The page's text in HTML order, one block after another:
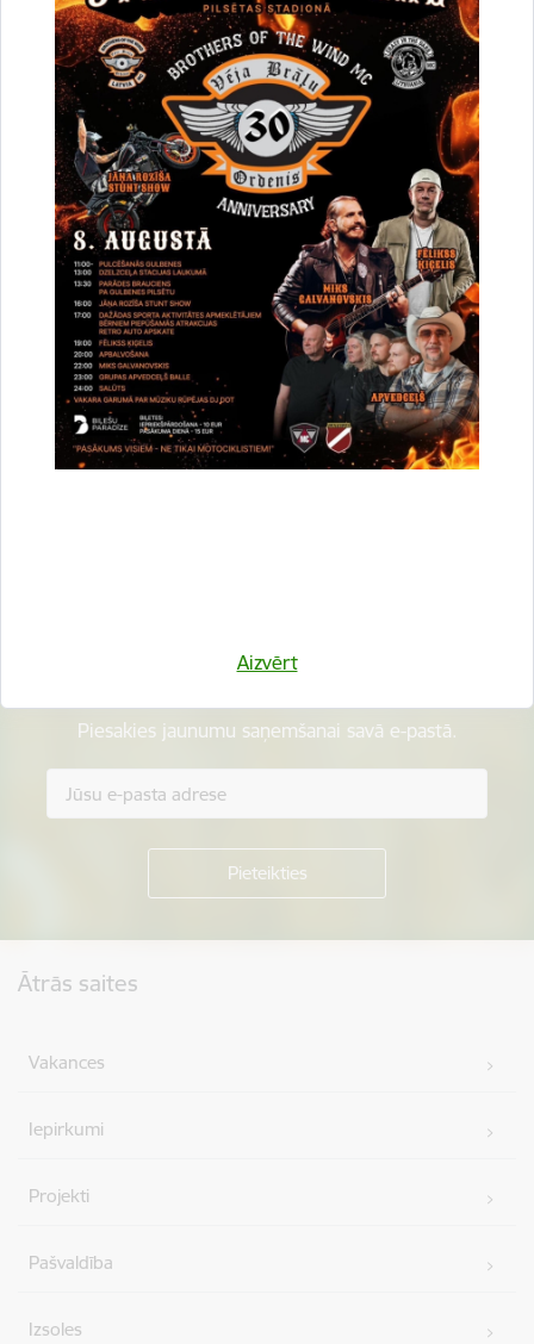
Aizvērt
Drukāt lapu
Dalīties
Vai šī informācija bija noderīga?
Esi pirmais, kurš uzzina!
Piesakies jaunumu saņemšanai savā e-pastā.
Ātrās saites
Vakances
Iepirkumi
Projekti
Pašvaldība
Izsoles